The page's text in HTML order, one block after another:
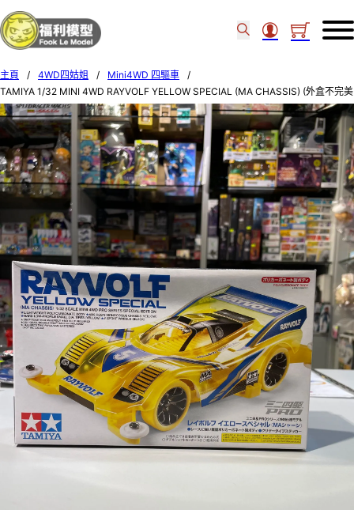
主頁 / 4WD四姑姐 / Mini4WD 四驅車
/
TAMIYA 1/32 MINI 4WD RAYVOLF YELLOW SPECIAL (MA CHASSIS) (外盒不完美
品)95338